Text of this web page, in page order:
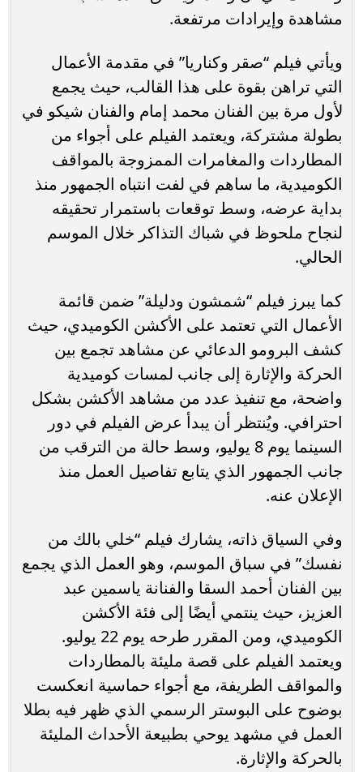
مشاهدة وإيرادات مرتفعة.
ويأتي فيلم “صقر وكناريا” في مقدمة الأعمال
التي تراهن بقوة على هذا القالب، حيث يجمع
لأول مرة بين الفنان محمد إمام والفنان شيكو في
بطولة مشتركة، ويعتمد الفيلم على أجواء من
المطاردات والمغامرات الممزوجة بالمواقف
الكوميدية، ما ساهم في لفت انتباه الجمهور منذ
بداية عرضه، وسط توقعات باستمرار تحقيقه
لنجاح ملحوظ في شباك التذاكر خلال الموسم
الحالي.
كما يبرز فيلم “شمشون ودليلة” ضمن قائمة
الأعمال التي تعتمد على الأكشن الكوميدي، حيث
كشف البرومو الدعائي عن مشاهد تجمع بين
الحركة والإثارة إلى جانب لمسات كوميدية
واضحة، مع تنفيذ عدد من مشاهد الأكشن بشكل
احترافي. ويُنتظر أن يبدأ عرض الفيلم في دور
السينما يوم 8 يوليو، وسط حالة من الترقب من
جانب الجمهور الذي يتابع تفاصيل العمل منذ
الإعلان عنه.
وفي السياق ذاته، يشارك فيلم “خلي بالك من
نفسك” في سباق الموسم، وهو العمل الذي يجمع
بين الفنان أحمد السقا والفنانة ياسمين عبد
العزيز، حيث ينتمي أيضًا إلى فئة الأكشن
الكوميدي، ومن المقرر طرحه يوم 22 يوليو.
ويعتمد الفيلم على قصة مليئة بالمطاردات
والمواقف الطريفة، مع أجواء حماسية انعكست
بوضوح على البوستر الرسمي الذي ظهر فيه بطلا
العمل في مشهد يوحي بطبيعة الأحداث المليئة
بالحركة والإثارة.